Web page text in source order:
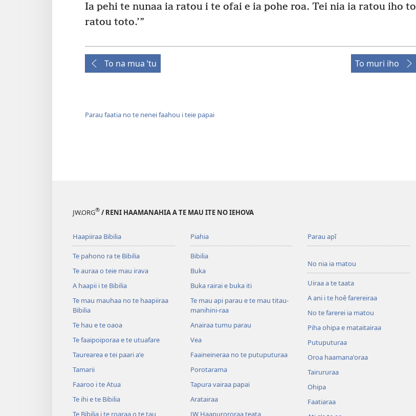
Ia pehi te nunaa ia ratou i te ofai e ia pohe roa. Tei nia ia ratou iho to
ratou toto.’”
To na mua ˈtu To muri iho
Parau faatia no te nenei faahou i teie papai
JW.ORG® / RENI HAAMANAHIA A TE MAU ITE NO IEHOVA
Haapiiraa Bibilia
Te pahono ra te Bibilia
Te auraa o teie mau irava
A haapii i te Bibilia
Te mau mauhaa no te haapiiraa
Bibilia
Te hau e te oaoa
Te faaipoiporaa e te utuafare
Taurearea e tei paari aˈe
Tamarii
Faaroo i te Atua
Te ihi e te Bibilia
Te Bibilia i te roaraa o te tau
Piahia
Bibilia
Buka
Buka rairai e buka iti
Te mau api parau e te mau titau-
manihini-raa
Anairaa tumu parau
Vea
Faaineineraa no te putuputuraa
Porotarama
Tapura vairaa papai
Aratairaa
JW Haapurororaa teata
Parau apî
No nia ia matou
Uiraa a te taata
A ani i te hoê farereiraa
No te farerei ia matou
Piha ohipa e mataitairaa
Putuputuraa
Oroa haamanaˈoraa
Tairururaa
Ohipa
Faatiaraa